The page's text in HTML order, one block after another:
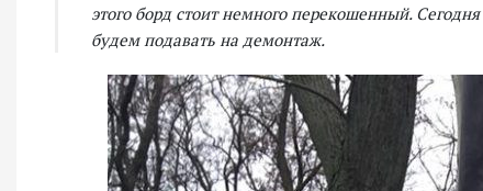
этого борд стоит немного перекошенный.
будем подавать на демонтаж.